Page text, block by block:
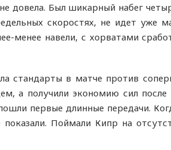
довела. Был шикарный набег
скоростях, не идет уже
менее навели, с хорватами
стандарты в матче против
а получили экономию сил после
первые длинные передачи.
Поймали Кипр на